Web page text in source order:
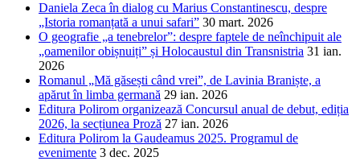
Daniela Zeca în dialog cu Marius Constantinescu, despre
„Istoria romanțată a unui safari” 30 mart. 2026
O geografie „a tenebrelor”: despre faptele de neînchipuit ale
„oamenilor obișnuiți” și Holocaustul din Transnistria 31 ian.
2026
Romanul „Mă găsești când vrei”, de Lavinia Braniște, a
apărut în limba germană 29 ian. 2026
Editura Polirom organizează Concursul anual de debut, ediția
2026, la secțiunea Proză 27 ian. 2026
Editura Polirom la Gaudeamus 2025. Programul de
evenimente 3 dec. 2025